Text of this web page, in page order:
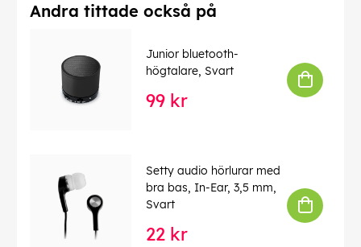
Andra tittade också på
Junior bluetooth-
högtalare, Svart
99 kr
Setty audio hörlurar med
bra bas, In-Ear, 3,5 mm,
Svart
22 kr